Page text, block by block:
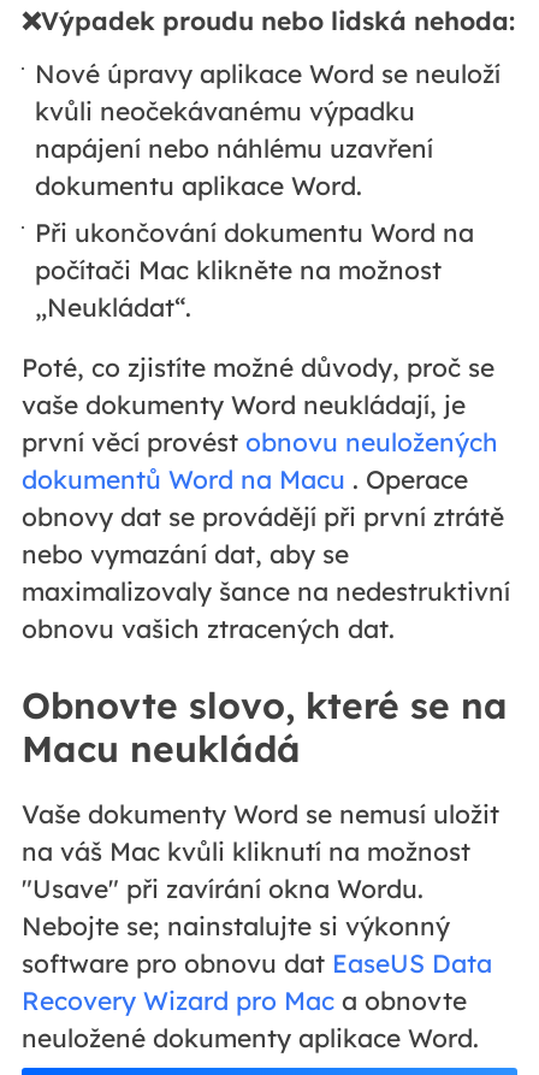
❌Výpadek proudu nebo lidská nehoda:
Nové úpravy aplikace Word se neuloží
kvůli neočekávanému výpadku
napájení nebo náhlému uzavření
dokumentu aplikace Word.
Při ukončování dokumentu Word na
počítači Mac klikněte na možnost
„Neukládat“.
Poté, co zjistíte možné důvody, proč se
vaše dokumenty Word neukládají, je
první věcí provést obnovu neuložených
dokumentů Word na Macu . Operace
obnovy dat se provádějí při první ztrátě
nebo vymazání dat, aby se
maximalizovaly šance na nedestruktivní
obnovu vašich ztracených dat.
Obnovte slovo, které se na
Macu neukládá
Vaše dokumenty Word se nemusí uložit
na váš Mac kvůli kliknutí na možnost
"Usave" při zavírání okna Wordu.
Nebojte se; nainstalujte si výkonný
software pro obnovu dat EaseUS Data
Recovery Wizard pro Maca obnovte
neuložené dokumenty aplikace Word.